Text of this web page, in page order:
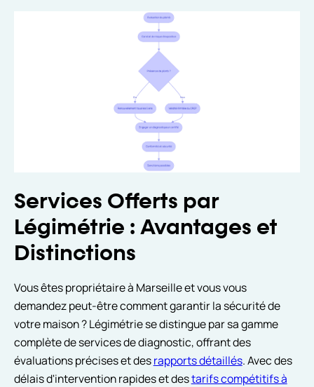
Services Offerts par
Légimétrie : Avantages et
Distinctions
Vous êtes propriétaire à Marseille et vous vous
demandez peut-être comment garantir la sécurité de
votre maison ? Légimétrie se distingue par sa gamme
complète de services de diagnostic, offrant des
évaluations précises et desrapports détaillés. Avec des
délais d'intervention rapides et destarifs compétitifs à